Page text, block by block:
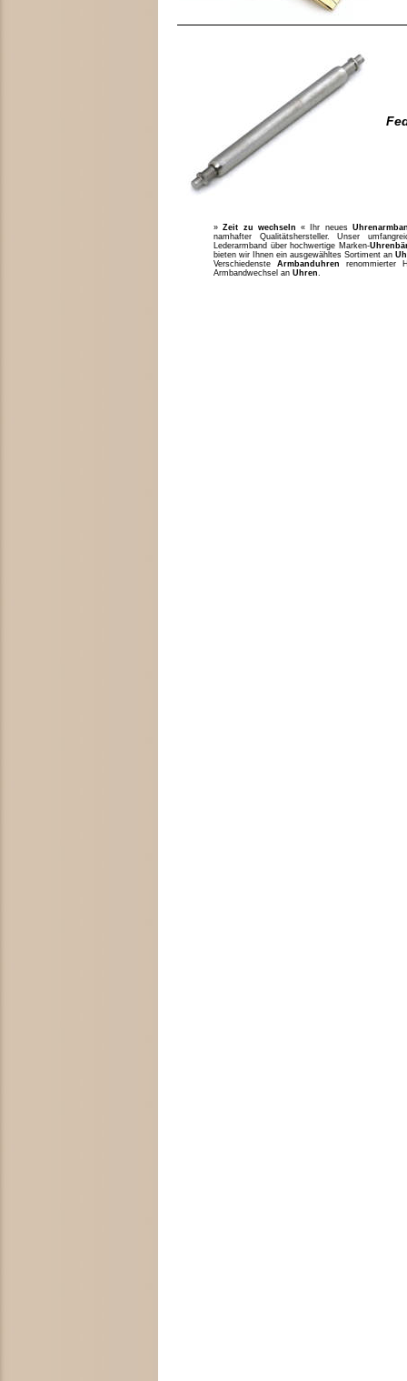
»Zeit zu wechseln « Ihr neues
namhafter Qualitätshersteller. Unser
Lederarmband über hochwertige Marken-
bieten wir Ihnen ein ausgewähltes Sortiment an
Verschiedenste Armbanduhren renommierter
Armbandwechsel an Uhren.